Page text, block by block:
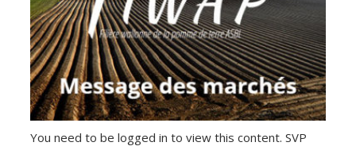
You need to be logged in to view this content. SVP